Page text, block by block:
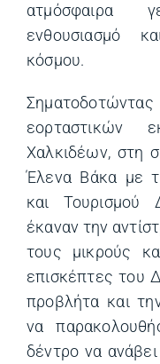
ατμόσφαιρα
ενθουσιασμό
κόσμου.
εορταστικών
Χαλκιδέων, στη
Έλενα Βάκα με
και Τουρισμού
έκαναν την
τους μικρούς
επισκέπτες του
προβλήτα και
να
δέντρο να